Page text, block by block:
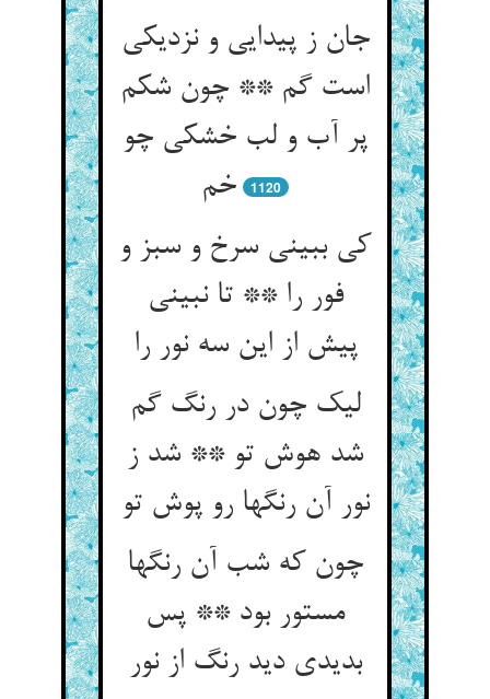
جان ز پیدایی و نزدیکی
است گم ** چون شکم
پر آب و لب خشکی چو
1120
کی ببینی سرخ و سبز و
فور را ** تا نبینی
پیش از این سه نور را
لیک چون در رنگ گم
شد هوش تو ** شد ز
نور آن رنگها رو پوش تو
چون که شب آن رنگها
مستور بود ** پس
بدیدی دید رنگ از نور